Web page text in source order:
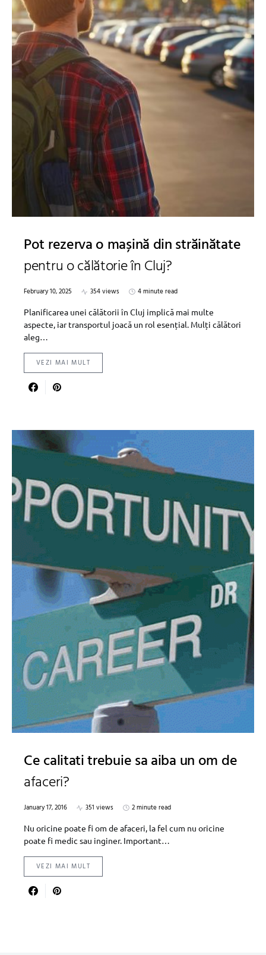
Pot rezerva o mașină din străinătate
pentru o călătorie în Cluj?
February 10, 2025 354 views
4 minute read
Planificarea unei călătorii în Cluj implică mai multe
aspecte, iar transportul joacă un rol esențial. Mulți călători
aleg…
VEZI MAI MULT
Ce calitati trebuie sa aiba un om de
afaceri?
January 17, 2016 351 views
2 minute read
Nu oricine poate fi om de afaceri, la fel cum nu oricine
poate fi medic sau inginer. Important…
VEZI MAI MULT